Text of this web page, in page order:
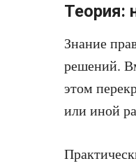
Теория:
Знание
решений.
этом
или иной